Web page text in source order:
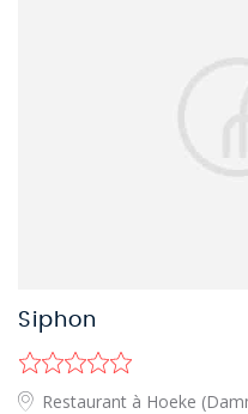
Siphon
Restaurant à Hoeke